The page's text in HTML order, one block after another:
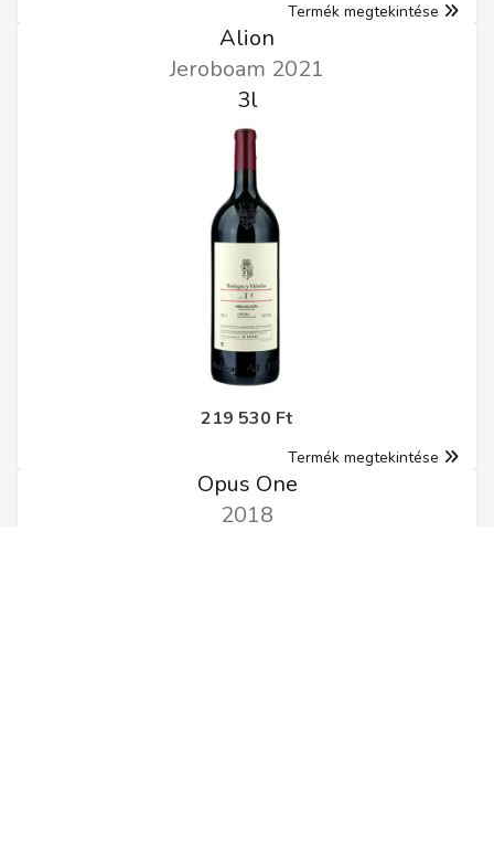
Termék megtekintése
Alion
Jeroboam 2021
3l
219 530 Ft
Termék megtekintése
Opus One
2018